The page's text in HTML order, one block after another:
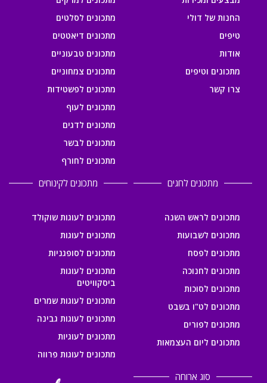
החנות של דולי
טיפים
אודות
מתכונים וטיפים
צרו קשר
מתכונים לסלטים
מתכונים דיאטטים
מתכונים טבעוניים
מתכונים צמחוניים
מתכונים לפשטידות
מתכונים לעוף
מתכונים לדגים
מתכונים לבשר
מתכונים לחורף
מתכונים לחגים
מתכונים לראש השנה
מתכונים לשבועות
מתכונים לפסח
מתכונים לחנוכה
מתכונים לסוכות
מתכונים לט"ו בשבט
מתכונים לפורים
מתכונים ליום העצמאות
מתכונים לקינוחים
מתכונים לעוגות שוקולד
מתכונים לעוגות
מתכונים לסופגניות
מתכונים לעוגות
ביסקוויטים
מתכונים לעוגות שמרים
מתכונים לעוגות גבינה
מתכונים לעוגיות
מתכונים לעוגות פרווה
סוג ארוחה